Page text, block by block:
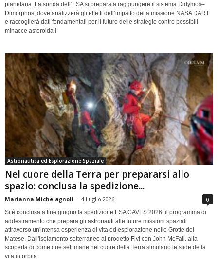
planetaria. La sonda dell’ESA si prepara a raggiungere il sistema Didymos–
Dimorphos, dove analizzerà gli effetti dell’impatto della missione NASA DART
e raccoglierà dati fondamentali per il futuro delle strategie contro possibili
minacce asteroidali
Astronautica ed Esplorazione Spaziale
Nel cuore della Terra per prepararsi allo
spazio: conclusa la spedizione...
Marianna Michelagnoli - 4 Luglio 2026 0
Si è conclusa a fine giugno la spedizione ESA CAVES 2026, il programma di
addestramento che prepara gli astronauti alle future missioni spaziali
attraverso un'intensa esperienza di vita ed esplorazione nelle Grotte del
Matese. Dall'isolamento sotterraneo al progetto Fly! con John McFall, alla
scoperta di come due settimane nel cuore della Terra simulano le sfide della
vita in orbita